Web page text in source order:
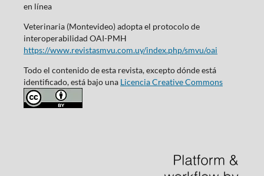
en línea
Veterinaria (Montevideo) adopta el protocolo de
interoperabilidad OAI-PMH
https://www.revistasmvu.com.uy/index.php/smvu/oai
Todo el contenido de esta revista, excepto dónde está
identificado, está bajo una Licencia Creative Commons